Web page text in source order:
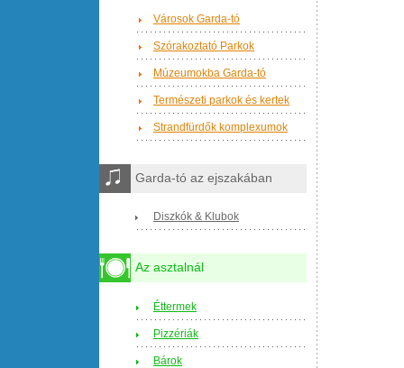
Városok Garda-tó
Szórakoztató Parkok
Múzeumokba Garda-tó
Természeti parkok és kertek
Strandfürdők komplexumok
Garda-tó az ejszakában
Diszkók & Klubok
Az asztalnál
Éttermek
Pizzériák
Bárok